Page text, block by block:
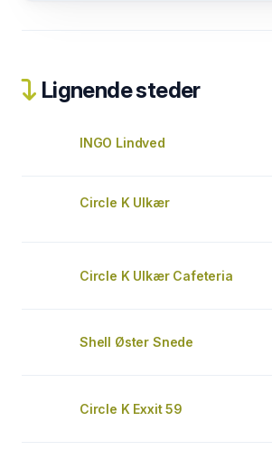
Lignende steder
INGO Lindved
Circle K Ulkær
Circle K Ulkær Cafeteria
Shell Øster Snede
Circle K Exxit 59